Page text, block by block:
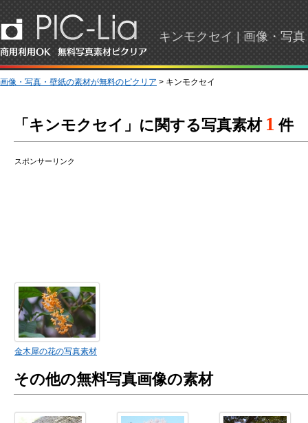
キンモクセイ | 画像・写
画像・写真・壁紙の素材が無料のピクリア > キンモクセイ
「キンモクセイ」に関する写真素材 1 件
スポンサーリンク
金木犀の花の写真素材
その他の無料写真画像の素材